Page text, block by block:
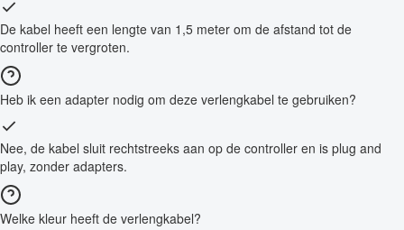
De kabel heeft een lengte van 1,5 meter om de afstand tot de
controller te vergroten.
Heb ik een adapter nodig om deze verlengkabel te gebruiken?
Nee, de kabel sluit rechtstreeks aan op de controller en is plug and
play, zonder adapters.
Welke kleur heeft de verlengkabel?